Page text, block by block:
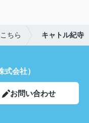
ちら キャトル紀寺
会社）
お問い合わせ